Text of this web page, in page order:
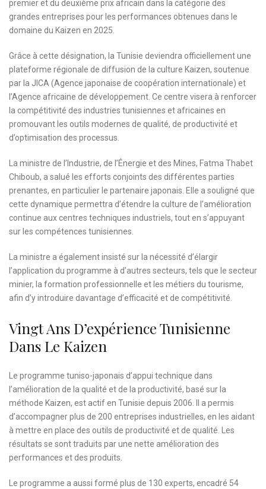
premier et du deuxième prix africain dans la catégorie des
grandes entreprises pour les performances obtenues dans le
domaine du Kaizen en 2025.
Grâce à cette désignation, la Tunisie deviendra officiellement une
plateforme régionale de diffusion de la culture Kaizen, soutenue
par la JICA (Agence japonaise de coopération internationale) et
l’Agence africaine de développement. Ce centre visera à renforcer
la compétitivité des industries tunisiennes et africaines en
promouvant les outils modernes de qualité, de productivité et
d’optimisation des processus.
La ministre de l’Industrie, de l’Énergie et des Mines, Fatma Thabet
Chiboub, a salué les efforts conjoints des différentes parties
prenantes, en particulier le partenaire japonais. Elle a souligné que
cette dynamique permettra d’étendre la culture de l’amélioration
continue aux centres techniques industriels, tout en s’appuyant
sur les compétences tunisiennes.
La ministre a également insisté sur la nécessité d’élargir
l’application du programme à d’autres secteurs, tels que le secteur
minier, la formation professionnelle et les métiers du tourisme,
afin d’y introduire davantage d’efficacité et de compétitivité.
Vingt Ans D’expérience Tunisienne
Dans Le Kaizen
Le programme tuniso-japonais d’appui technique dans
l’amélioration de la qualité et de la productivité, basé sur la
méthode Kaizen, est actif en Tunisie depuis 2006. Il a permis
d’accompagner plus de 200 entreprises industrielles, en les aidant
à mettre en place des outils de productivité et de qualité. Les
résultats se sont traduits par une nette amélioration des
performances et des produits.
Le programme a aussi formé plus de 130 experts, encadré 54